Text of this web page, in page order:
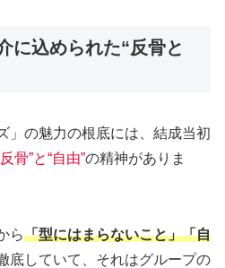
に込められた“反骨と
」の魅力の根底には、結成当初
反骨”と“自由”の精神がありま
ら「型にはまらないこと」「自
底していて、それはグループの